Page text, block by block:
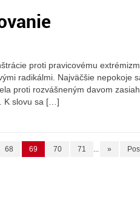
proti pravicovému
radikálmi. Najväčšie nepokoje
proti rozvášneným davom
K slovu sa […]
68 69 70 71 ... »